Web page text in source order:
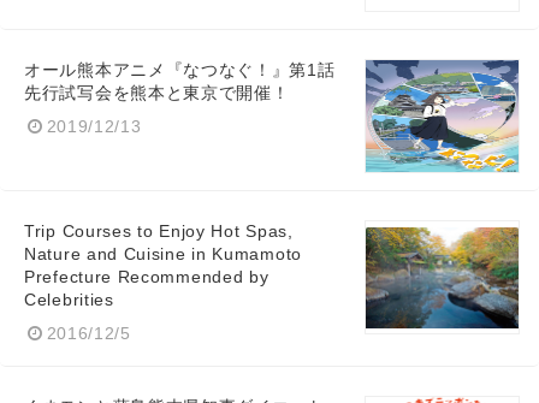
オール熊本アニメ『なつなぐ！』第1話
先行試写会を熊本と東京で開催！
2019/12/13
Trip Courses to Enjoy Hot Spas,
Nature and Cuisine in Kumamoto
Prefecture Recommended by
Celebrities
2016/12/5